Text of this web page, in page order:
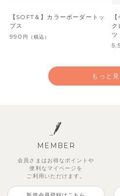
【SOFT＆】カラーボーダートッ
プス
990 円 （税込）
ク
ツ
もっと
MEMBER
会員さまはお得なポイントや
便利な マイページを
ご利用いただけます。